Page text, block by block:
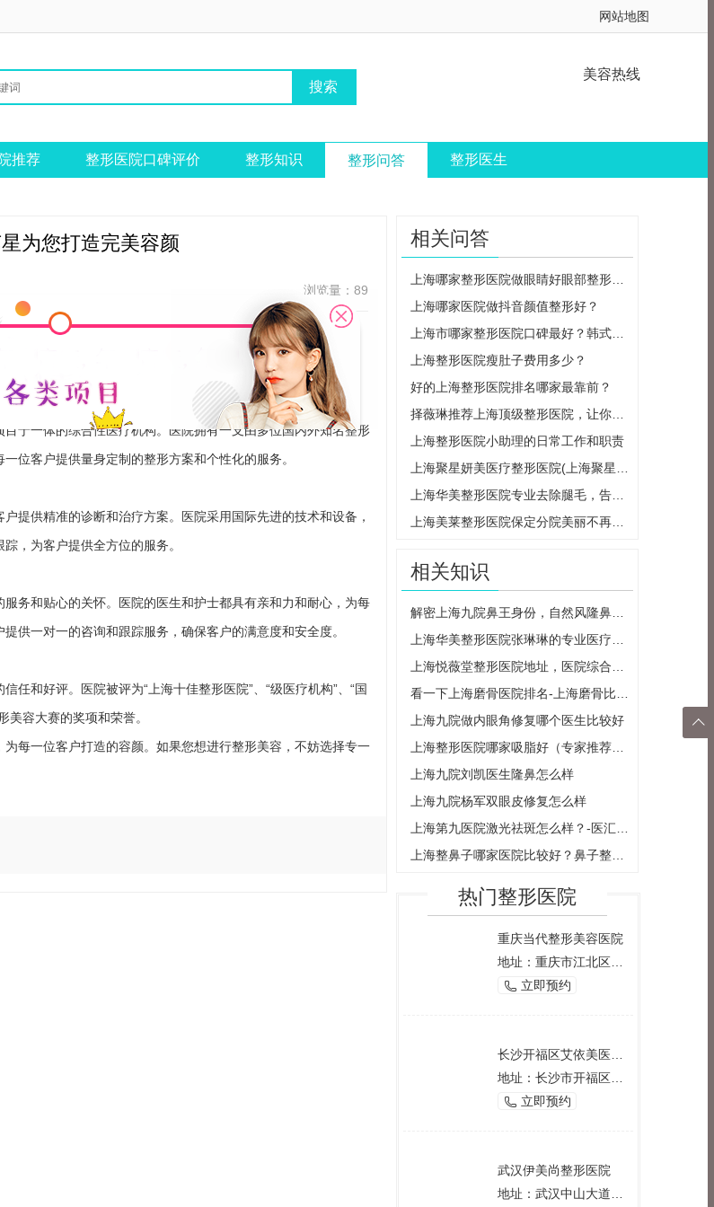
网站地图
美容热线
推荐 整形医院口碑评价 整形知识 整形问答 整形医生
为您打造完美容颜
浏览量：89
的整形医院却成为了大家关注的焦点。在众多的上海整形医院
。
于一体的综合性医疗机构。医院拥有一支由多位国内外知名整形
位客户提供量身定制的整形方案和个性化的服务。
提供精准的诊断和治疗方案。医院采用国际先进的技术和设备，
，为客户提供全方位的服务。
务和贴心的关怀。医院的医生和护士都具有亲和力和耐心，为每
供一对一的咨询和跟踪服务，确保客户的满意度和安全度。
和好评。医院被评为“上海十佳整形医院”、“级医疗机构”、“国
美容大赛的奖项和荣誉。
每一位客户打造的容颜。如果您想进行整形美容，不妨选择专一
相关问答
上海哪家医院做抖音颜值整形好？
上海整形医院瘦肚子费用多少？
好的上海整形医院排名哪家最靠前？
上海整形医院小助理的日常工作和职责
相关知识
上海九院做内眼角修复哪个医生比较好
上海九院刘凯医生隆鼻怎么样
上海九院杨军双眼皮修复怎么样
热门整形医院
重庆当代整形美容医院
 立即预约
 立即预约
武汉伊美尚整形医院
